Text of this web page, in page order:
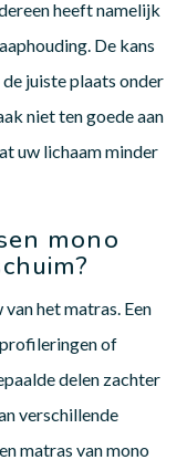
heeft namelijk
De kans
juiste plaats onder
niet ten goede aan
uw lichaam minder
mono
het matras. Een
of
delen zachter
verschillende
matras van mono